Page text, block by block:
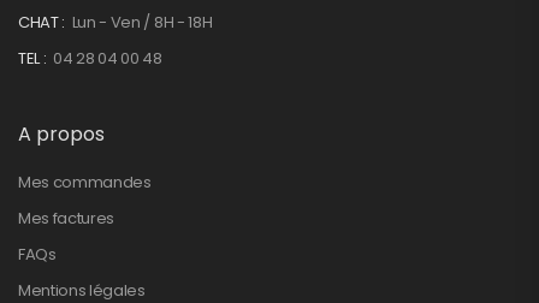
CHAT : Lun - Ven / 8H - 18H
TEL : 04 28 04 00 48
A propos
Mes commandes
Mes factures
FAQs
Mentions légales